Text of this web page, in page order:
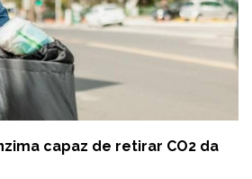
capaz de retirar CO2 da